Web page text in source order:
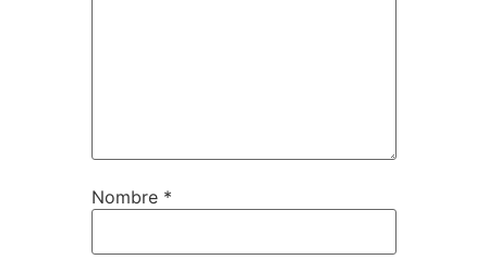
Nombre *